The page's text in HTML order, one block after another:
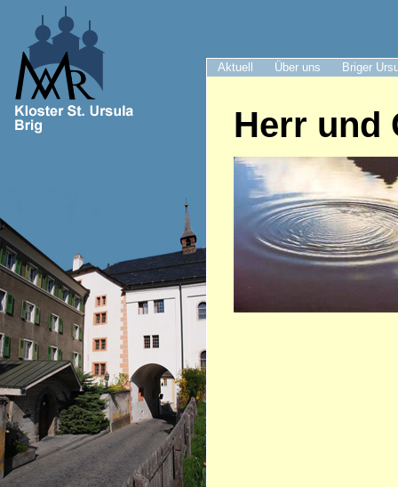
Aktuell Über uns Briger
Herr und